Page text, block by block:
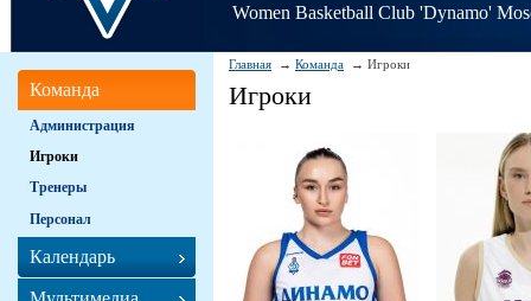
Women Basketball Club 'Dynamo'
Главная Команда Игроки
Игроки
Команда
Администрация
Игроки
Тренеры
Персонал
Календарь